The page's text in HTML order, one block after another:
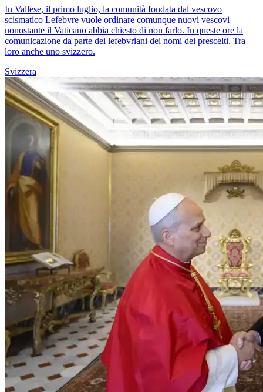
In Vallese, il primo luglio, la comunità fondata dal vescovo
scismatico Lefebvre vuole ordinare comunque nuovi vescovi
nonostante il Vaticano abbia chiesto di non farlo. In queste ore la
comunicazione da parte dei lefebvriani dei nomi dei prescelti. Tra
loro anche uno svizzero.
Svizzera